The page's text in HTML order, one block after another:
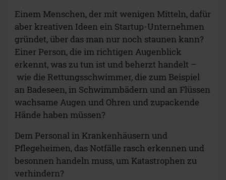
Einem Menschen, der mit wenigen Mitteln, dafür
aber kreativen Ideen ein Startup-Unternehmen
gründet, über das man nur noch staunen kann?
Einer Person, die im richtigen Augenblick
erkennt, was zu tun ist und beherzt handelt –
wie die Rettungsschwimmer, die zum Beispiel
an Badeseen, in Schwimmbädern und an Flüssen
wachsame Augen und Ohren und zupackende
Hände haben müssen?
Dem Personal in Krankenhäusern und
Pflegeheimen, das Notfälle rasch erkennen und
besonnen handeln muss, um Katastrophen zu
verhindern?